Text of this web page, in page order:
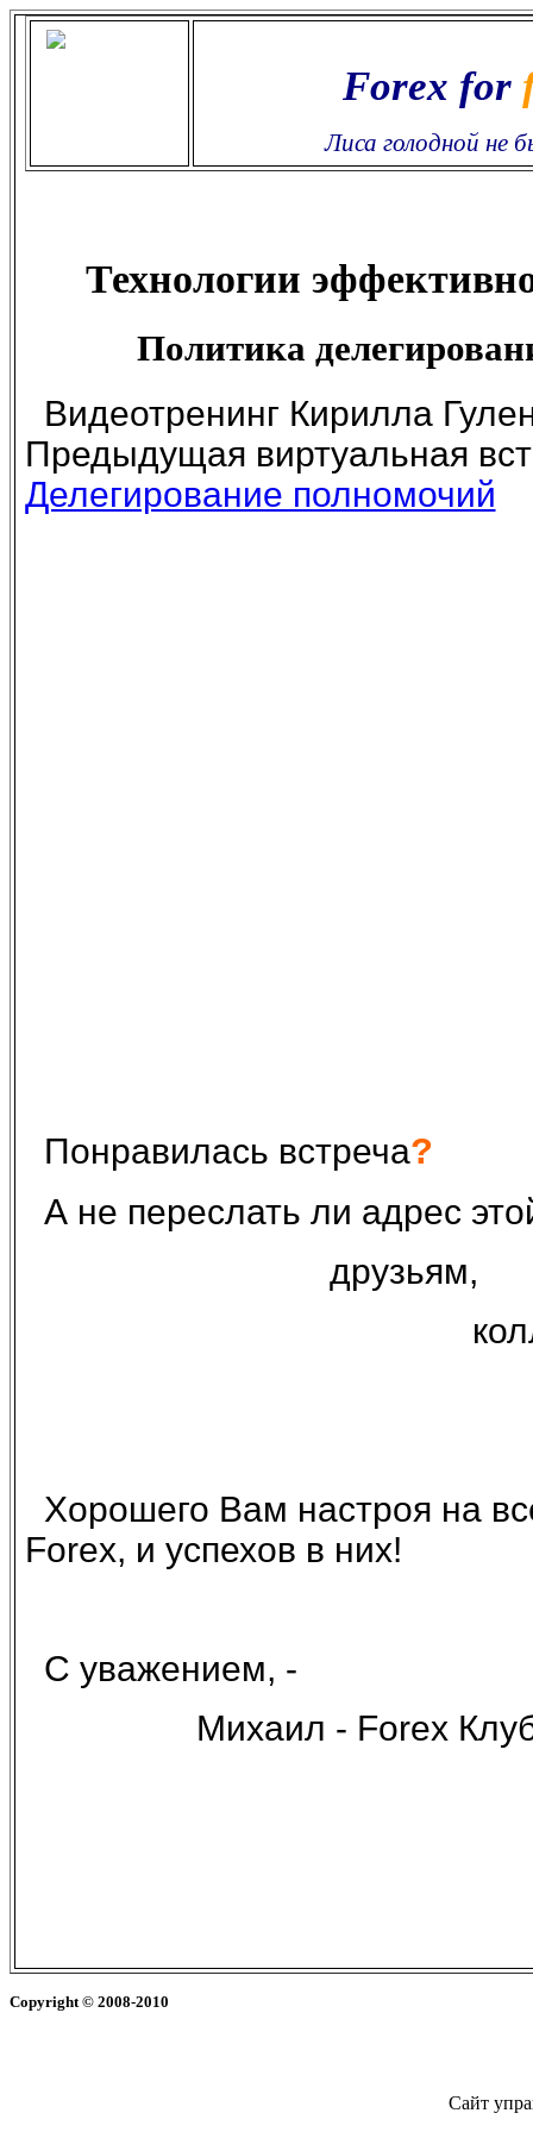
Forex for
Лиса голодной не
Технологии
Политика
Видеотренинг Кирилла
Предыдущая виртуальная
Делегирование полномочий
Понравилась встреча?
А не переслать ли адрес
друзьям,
Хорошего Вам настроя на
Forex, и успехов в них!
С уважением, -
Михаил - Forex
Copyright© 2008-2010
Сайт